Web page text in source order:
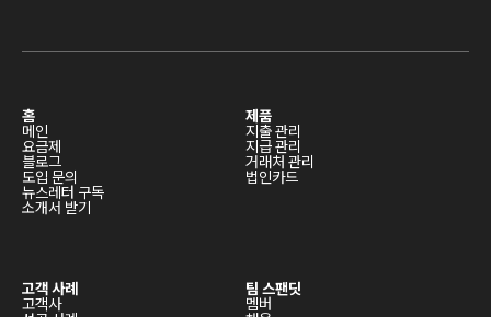
홈
메인
요금제
블로그
도입 문의
뉴스레터 구독
소개서 받기
제품
지출 관리
지급 관리
거래처 관리
법인카드
고객 사례
고객사
팀 스팬딧
멤버